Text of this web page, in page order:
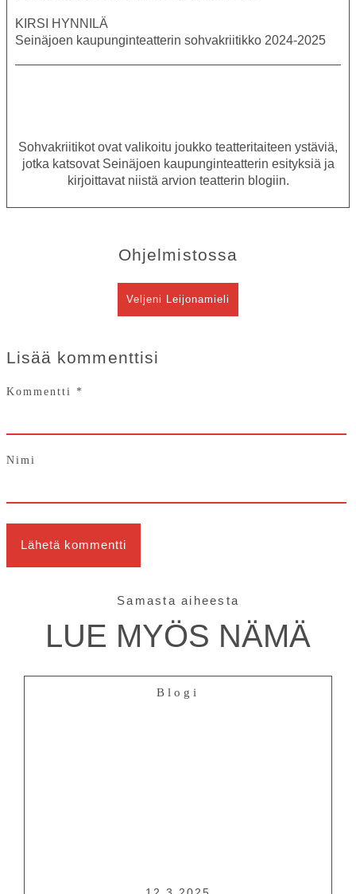
LIPUT
KESÄTEATTERI
Tiedotteet — Medialle
Tietosuojalausunto
KIRSI HYNNILÄ
Seinäjoen kaupunginteatterin sohvakriitikko 2024-2025
Sohvakriitikot ovat valikoitu joukko teatteritaiteen ystäviä,
jotka katsovat Seinäjoen kaupunginteatterin esityksiä ja
kirjoittavat niistä arvion teatterin blogiin.
Ohjelmistossa
Veljeni Leijonamieli
Lisää kommenttisi
Kommentti *
Nimi
Samasta aiheesta
LUE MYÖS NÄMÄ
Blogi